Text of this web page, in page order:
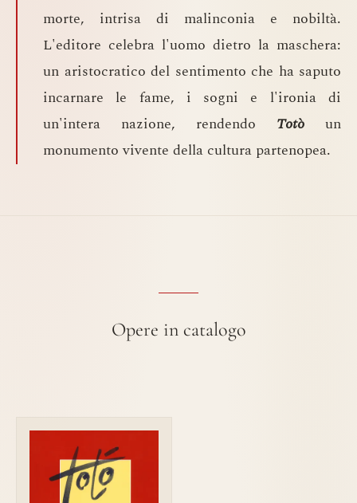
morte, intrisa di malinconia e nobiltà.
L'editore celebra l'uomo dietro la maschera:
un aristocratico del sentimento che ha saputo
incarnare le fame, i sogni e l'ironia di
un'intera nazione, rendendo Totò un
monumento vivente della cultura partenopea.
Opere in catalogo